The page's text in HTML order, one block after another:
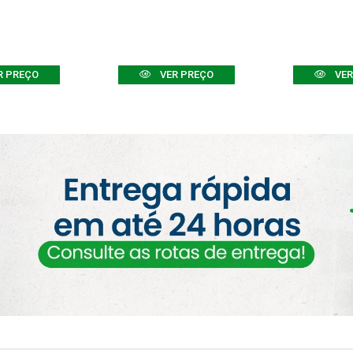
PREÇO VER PREÇO